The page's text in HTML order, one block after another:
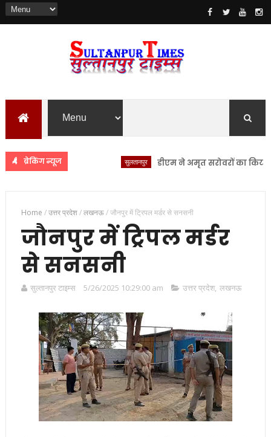
ब्रेकिंग न्यूज डीएम ने अमृत सरोवरों का किया स्थलीय
Home /उत्तर प्रदेश/लखनऊ/जौनपुर में ट्रिपल मर्डर से सनसनी
जौनपुर में ट्रिपल मर्डर
से सनसनी
सुल्तानपुर टाइम्स 5/26/2025 10:29:00 am उत्तर प्रदेश, लखनऊ